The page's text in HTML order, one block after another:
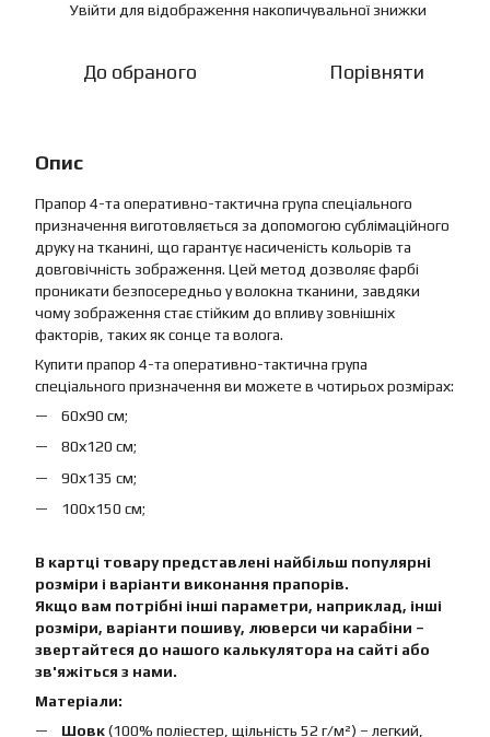
Увійти для відображення накопичувальної знижки
До обраного Порівняти
Опис
Прапор 4-та оперативно-тактична група спеціального
призначення виготовляється за допомогою сублімаційного
друку на тканині, що гарантує насиченість кольорів та
довговічність зображення. Цей метод дозволяє фарбі
проникати безпосередньо у волокна тканини, завдяки
чому зображення стає стійким до впливу зовнішніх
факторів, таких як сонце та волога.
Купити прапор 4-та оперативно-тактична група
спеціального призначення ви можете в чотирьох розмірах:
60х90 см;
80х120 см;
90х135 см;
100х150 см;
В картці товару представлені найбільш популярні
розміри і варіанти виконання прапорів.
Якщо вам потрібні інші параметри, наприклад, інші
розміри, варіанти пошиву, люверси чи карабіни –
звертайтеся до нашого калькулятора на сайті або
зв'яжіться з нами.
Матеріали:
Шовк(100% поліестер, щільність 52 г/м²) – легкий,